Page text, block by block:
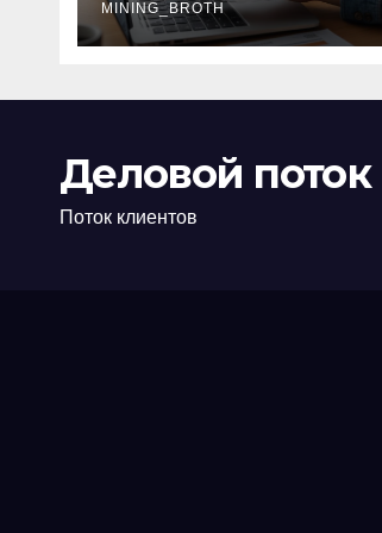
офис: порядок,
требования и
MINING_BROTH
Деловой поток
Поток клиентов